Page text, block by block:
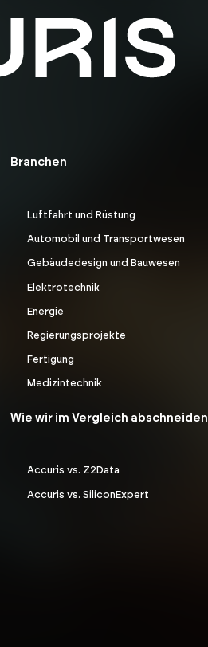
Branchen
Luftfahrt und Rüstung
Automobil und Transportwesen
Gebäudedesign und Bauwesen
Elektrotechnik
Energie
Regierungsprojekte
Fertigung
Medizintechnik
Wie wir im Vergleich abschneiden
Accuris vs. Z2Data
Accuris vs. SiliconExpert